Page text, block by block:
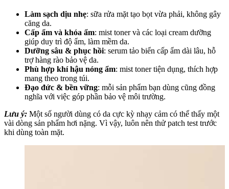
Làm sạch dịu nhẹ: sữa rửa mặt tạo bọt vừa phải, không gây
căng da.
Cấp ẩm và khóa ẩm: mist toner và các loại cream dưỡng
giúp duy trì độ ẩm, làm mềm da.
Dưỡng sâu & phục hồi: serum tảo biển cấp ẩm dài lâu, hỗ
trợ hàng rào bảo vệ da.
Phù hợp khí hậu nóng ẩm: mist toner tiện dụng, thích hợp
mang theo trong túi.
Đạo đức & bền vững: mỗi sản phẩm bạn dùng cũng đồng
nghĩa với việc góp phần bảo vệ môi trường.
Lưu ý: Một số người dùng có da cực kỳ nhạy cảm có thể thấy một
vài dòng sản phẩm hơi nặng. Vì vậy, luôn nên thử patch test trước
khi dùng toàn mặt.